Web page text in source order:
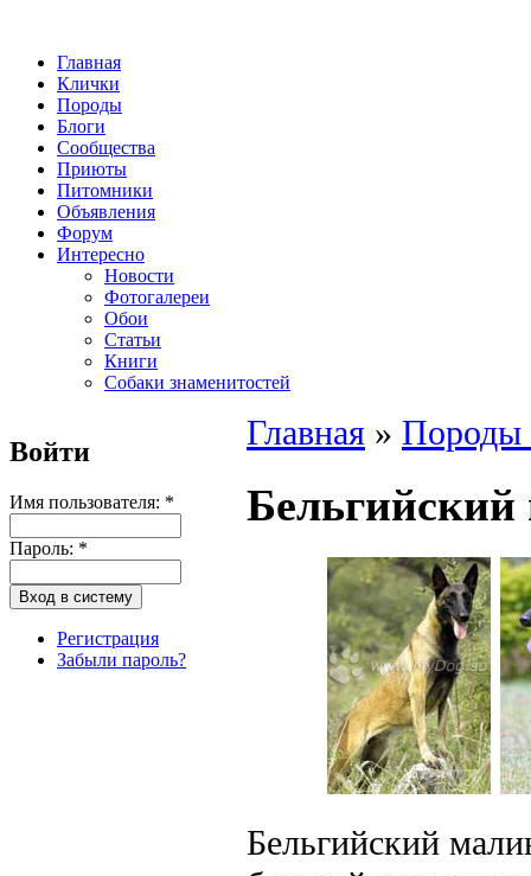
Главная
Клички
Породы
Блоги
Сообщества
Приюты
Питомники
Объявления
Форум
Интересно
Новости
Фотогалереи
Обои
Статьи
Книги
Собаки знаменитостей
Войти
Имя пользователя: *
Пароль: *
Регистрация
Забыли пароль?
Главная » Породы
Бельгийский
Бельгийский